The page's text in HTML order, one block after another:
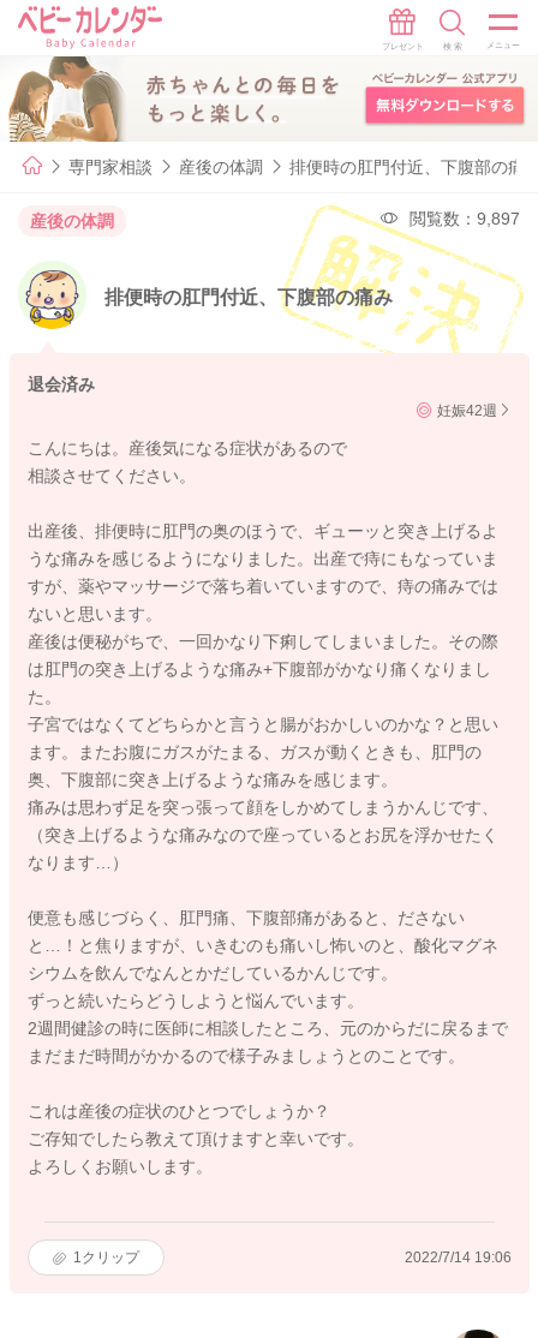
専門家相談 産後の体調 排便時の肛門付近、下腹部の痛
産後の体調 閲覧数：9,897
排便時の肛門付近、下腹部の痛み
退会済み
妊娠42週
こんにちは。産後気になる症状があるので
相談させてください。
出産後、排便時に肛門の奥のほうで、ギューッと突き上げるよ
うな痛みを感じるようになりました。出産で痔にもなっていま
すが、薬やマッサージで落ち着いていますので、痔の痛みでは
ないと思います。
産後は便秘がちで、一回かなり下痢してしまいました。その際
は肛門の突き上げるような痛み+下腹部がかなり痛くなりまし
た。
子宮ではなくてどちらかと言うと腸がおかしいのかな？と思い
ます。またお腹にガスがたまる、ガスが動くときも、肛門の
奥、下腹部に突き上げるような痛みを感じます。
痛みは思わず足を突っ張って顔をしかめてしまうかんじです、
（突き上げるような痛みなので座っているとお尻を浮かせたく
なります…）
便意も感じづらく、肛門痛、下腹部痛があると、ださない
と…！と焦りますが、いきむのも痛いし怖いのと、酸化マグネ
シウムを飲んでなんとかだしているかんじです。
ずっと続いたらどうしようと悩んでいます。
2週間健診の時に医師に相談したところ、元のからだに戻るまで
まだまだ時間がかかるので様子みましょうとのことです。
これは産後の症状のひとつでしょうか？
ご存知でしたら教えて頂けますと幸いです。
よろしくお願いします。
1 クリップ 2022/7/14 19:06